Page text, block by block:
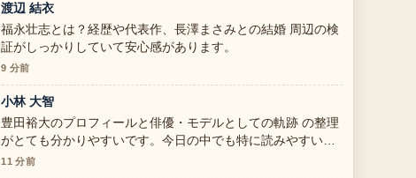
渡辺 結衣
福永壮志とは？経歴や代表作、長澤まさみとの結婚 周辺の検
証がしっかりしていて安心感があります。
9 分前
小林 大智
豊田裕大のプロフィールと俳優・モデルとしての軌跡 の整理
がとても分かりやすいです。今日の中でも特に読みやすいで
す。
11 分前